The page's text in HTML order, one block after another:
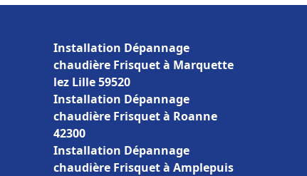
Installation Dépannage
chaudière Frisquet à Marquette
lez Lille 59520
Installation Dépannage
chaudière Frisquet à Roanne
42300
Installation Dépannage
chaudière Frisquet à Amplepuis